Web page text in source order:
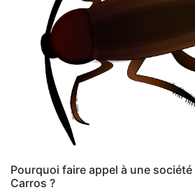
Pourquoi faire appel à une
Carros ?